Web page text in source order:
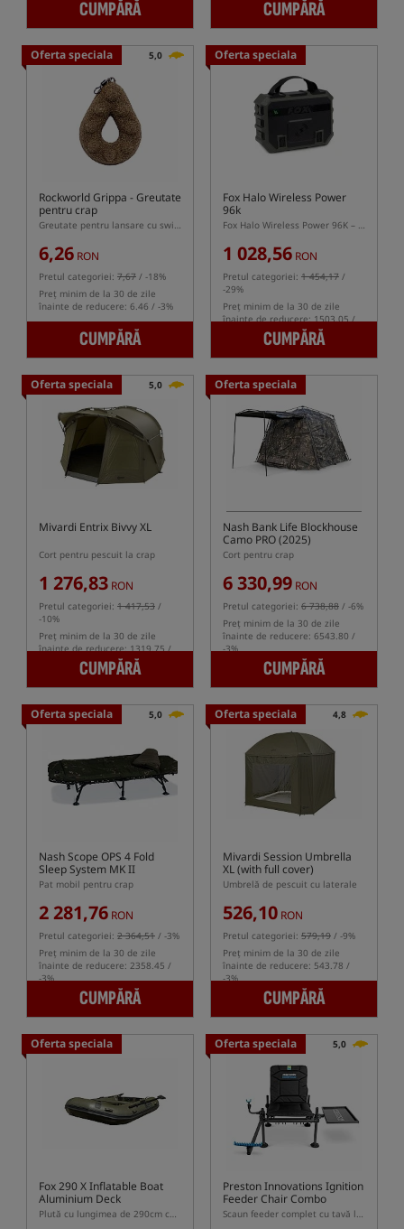
CUMPĂRĂ CUMPĂRĂ
Oferta speciala 5,0
Rockworld Grippa - Greutate
pentru crap
Greutate pentru lansare cu swivel
6,26 RON
Pretul categoriei: 7,67 / -18%
Preț minim de la 30 de zile
înainte de reducere: 6.46 / -3%
CUMPĂRĂ
Oferta speciala
Fox Halo Wireless Power
96k
Fox Halo Wireless Power 96K – powerbank outdoor cu capacitate de 96000 mAh și încărcare wireless
1 028,56 RON
Pretul categoriei: 1 454,17 /
-29%
Preț minim de la 30 de zile
înainte de reducere: 1503.05 /
CUMPĂRĂ
Oferta speciala 5,0
Mivardi Entrix Bivvy XL
Cort pentru pescuit la crap
1 276,83 RON
Pretul categoriei: 1 417,53 /
-10%
Preț minim de la 30 de zile
înainte de reducere: 1319.75 /
CUMPĂRĂ
Oferta speciala
Nash Bank Life Blockhouse
Camo PRO (2025)
Cort pentru crap
6 330,99 RON
Pretul categoriei: 6 738,88 / -6%
Preț minim de la 30 de zile
înainte de reducere: 6543.80 /
-3%
CUMPĂRĂ
Oferta speciala 5,0
Nash Scope OPS 4 Fold
Sleep System MK II
Pat mobil pentru crap
2 281,76 RON
Pretul categoriei: 2 364,51 / -3%
Preț minim de la 30 de zile
înainte de reducere: 2358.45 /
-3%
CUMPĂRĂ
Oferta speciala 4,8
Mivardi Session Umbrella
XL (with full cover)
Umbrelă de pescuit cu laterale
526,10 RON
Pretul categoriei: 579,19 / -9%
Preț minim de la 30 de zile
înainte de reducere: 543.78 /
-3%
CUMPĂRĂ
Oferta speciala
Fox 290 X Inflatable Boat
Aluminium Deck
Plută cu lungimea de 290cm cu podea din aluminiu
Oferta speciala 5,0
Preston Innovations Ignition
Feeder Chair Combo
Scaun feeder complet cu tavă laterală și braț feeder